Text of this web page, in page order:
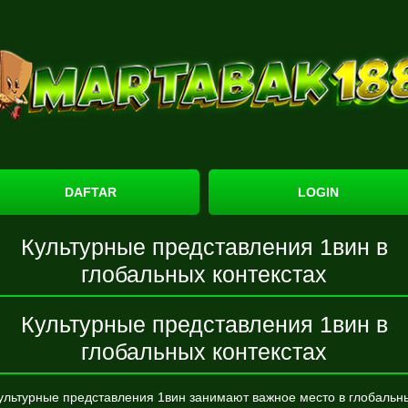
DAFTAR LOGIN
Культурные представления 1вин в
глобальных контекстах
Культурные представления 1вин в
глобальных контекстах
представления 1вин занимают важное место в